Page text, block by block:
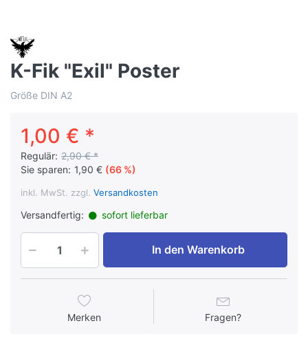
K-Fik "Exil" Poster
Größe DIN A2
1,00 € *
Regulär: 2,90 € *
Sie sparen: 1,90 € (66 %)
inkl. MwSt. zzgl. Versandkosten
Versandfertig: sofort lieferbar
In den Warenkorb
Merken Fragen?